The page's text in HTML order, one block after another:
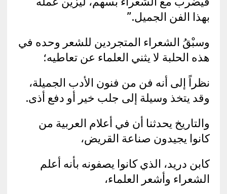
بهذا الفن الجميل.”
وسبْقُ الشعراء المتجردين للشعر وحده في
هذه الحلبة لا يثني العلماء عن تعاطيه؛
نظراً إلى أنه فن من فنون الأدب الجميلة،
وقد يتخذ وسيلة إلى جلب خير أو دفع أذى.
والتاريخ يحدثنا أن في أعلام العربية من
كانوا يجيدون صناعة القريض،
كابن دريد، الذي كانوا يصفونه بأنه أعلم
الشعراء وأشعر العلماء،